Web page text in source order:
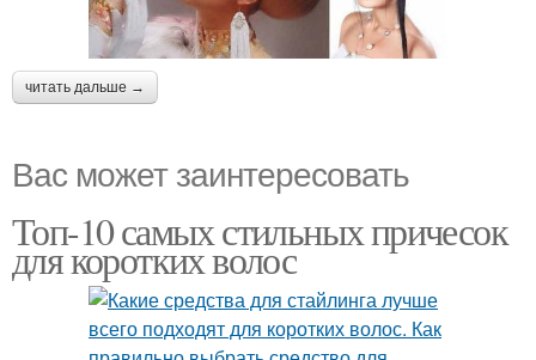
читать дальше →
Вас может заинтересовать
Топ-10 самых стильных причесок
для коротких волос